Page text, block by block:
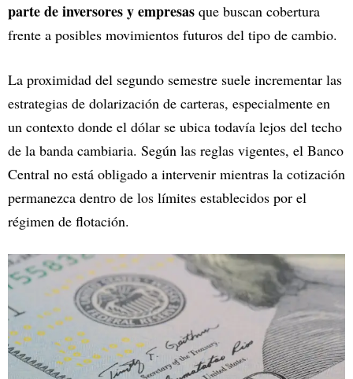
parte de inversores y empresas que buscan cobertura
frente a posibles movimientos futuros del tipo de cambio.
La proximidad del segundo semestre suele incrementar las
estrategias de dolarización de carteras, especialmente en
un contexto donde el dólar se ubica todavía lejos del techo
de la banda cambiaria. Según las reglas vigentes, el Banco
Central no está obligado a intervenir mientras la cotización
permanezca dentro de los límites establecidos por el
régimen de flotación.